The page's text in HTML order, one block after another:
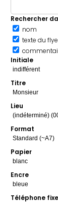
Rechercher
nom
texte du
Initiale
Titre
Lieu
Format
Papier
Encre
Téléphone fixe